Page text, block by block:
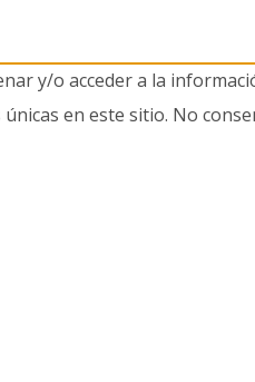
y/o acceder a la
en este sitio. No